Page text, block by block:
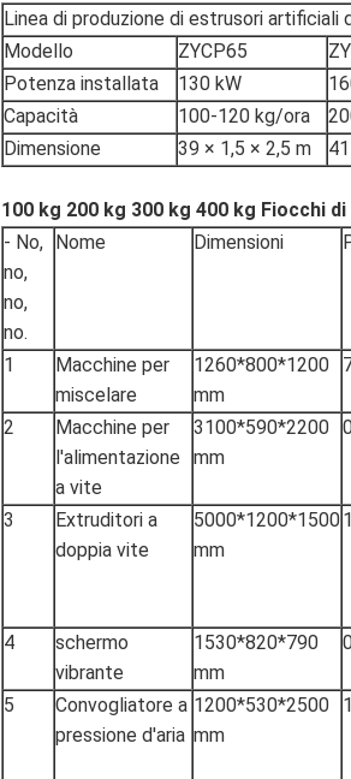
Linea di produzione di estrusori artificiali
Modello
ZYCP65
Potenza installata
130 kW
Capacità
100-120 kg/ora
Dimensione
39 × 1,5 × 2,5 m
100 kg 200 kg 300 kg 400 kg Fiocchi
- No,
no,
no,
no.
Nome Dimensioni
1
Macchine per
miscelare
1260*800*1200
mm
2
Macchine per
l'alimentazione
a vite
3100*590*2200
mm
3
Extruditori a
doppia vite
5000*1200*1500
mm
4
schermo
vibrante
1530*820*790
mm
5
Convogliatore a
pressione d'aria
1200*530*2500
mm